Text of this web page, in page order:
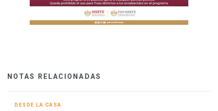
NOTAS RELACIONADAS
DESDE LA CASA